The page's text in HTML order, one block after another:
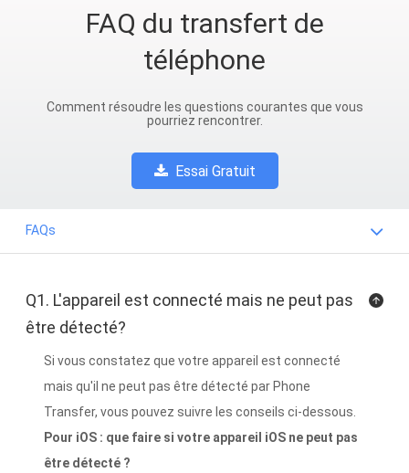
FAQ du transfert de
téléphone
Comment résoudre les questions courantes que vous
pourriez rencontrer.
Essai Gratuit
FAQs
Q1. L'appareil est connecté mais ne peut pas
être détecté?
Si vous constatez que votre appareil est connecté
mais qu'il ne peut pas être détecté par Phone
Transfer, vous pouvez suivre les conseils ci-dessous.
Pour iOS : que faire si votre appareil iOS ne peut pas
être détecté ?